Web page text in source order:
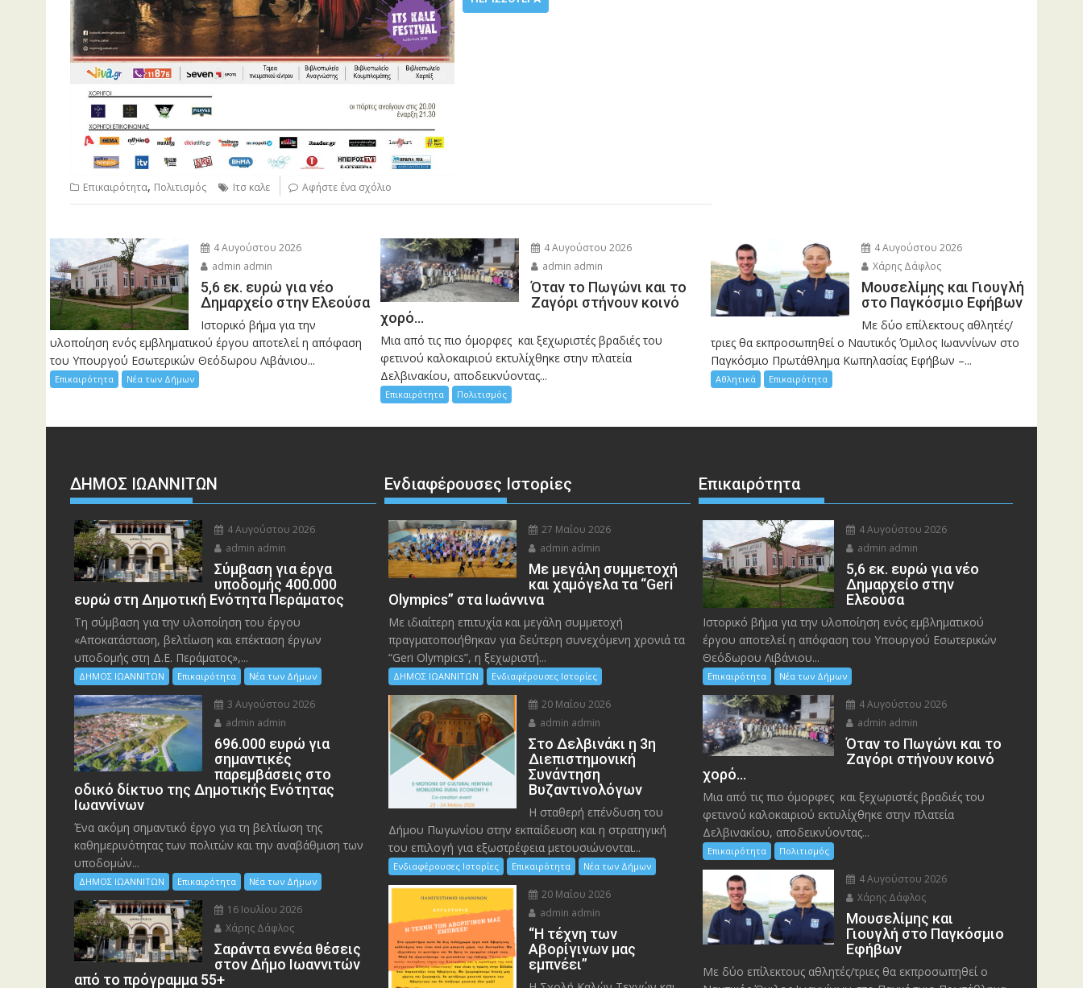
Επικαιρότητα, Πολιτισμός Ιτσ καλε Αφήστε ένα σχόλιο
4 Αυγούστου 2026
admin admin
5,6 εκ. ευρώ για νέο
Δημαρχείο στην Ελεούσα
Ιστορικό βήμα για την
υλοποίηση ενός εμβληματικού έργου αποτελεί η απόφαση
του Υπουργού Εσωτερικών Θεόδωρου Λιβάνιου...
Επικαιρότητα Νέα των Δήμων
4 Αυγούστου 2026
admin admin
Όταν το Πωγώνι και το
Ζαγόρι στήνουν κοινό
χορό…
Μια από τις πιο όμορφες και ξεχωριστές βραδιές του
φετινού καλοκαιριού εκτυλίχθηκε στην πλατεία
Δελβινακίου, αποδεικνύοντας...
Επικαιρότητα Πολιτισμός
4 Αυγούστου 2026
Χάρης Δάφλος
Μουσελίμης και Γιουγλή
στο Παγκόσμιο Εφήβων
Mε δύο επίλεκτους αθλητές/
τριες θα εκπροσωπηθεί ο Ναυτικός Όμιλος Ιωαννίνων στο
Παγκόσμιο Πρωτάθλημα Κωπηλασίας Εφήβων –...
Αθλητικά Επικαιρότητα
ΔΗΜΟΣ ΙΩΑΝΝΙΤΩΝ
4 Αυγούστου 2026
admin admin
Σύμβαση για έργα
υποδομής 400.000
ευρώ στη Δημοτική Ενότητα Περάματος
Τη σύμβαση για την υλοποίηση του έργου
«Αποκατάσταση, βελτίωση και επέκταση έργων
υποδομής στη Δ.Ε. Περάματος»,...
ΔΗΜΟΣ ΙΩΑΝΝΙΤΩΝ Επικαιρότητα Νέα των Δήμων
3 Αυγούστου 2026
admin admin
696.000 ευρώ για
σημαντικές
παρεμβάσεις στο
οδικό δίκτυο της Δημοτικής Ενότητας
Ιωαννίνων
Ένα ακόμη σημαντικό έργο για τη βελτίωση της
καθημερινότητας των πολιτών και την αναβάθμιση των
υποδομών...
ΔΗΜΟΣ ΙΩΑΝΝΙΤΩΝ Επικαιρότητα Νέα των Δήμων
16 Ιουλίου 2026
Χάρης Δάφλος
Σαράντα εννέα θέσεις
στον Δήμο Ιωαννιτών
από το πρόγραμμα 55+
Ενδιαφέρουσες Ιστορίες
27 Μαΐου 2026
admin admin
Με μεγάλη συμμετοχή
και χαμόγελα τα “Geri
Olympics” στα Ιωάννινα
Με ιδιαίτερη επιτυχία και μεγάλη συμμετοχή
πραγματοποιήθηκαν για δεύτερη συνεχόμενη χρονιά τα
“Geri Olympics”, η ξεχωριστή...
ΔΗΜΟΣ ΙΩΑΝΝΙΤΩΝ Ενδιαφέρουσες Ιστορίες
20 Μαΐου 2026
admin admin
Στο Δελβινάκι η 3η
Διεπιστημονική
Συνάντηση
Βυζαντινολόγων
Η σταθερή επένδυση του
Δήμου Πωγωνίου στην εκπαίδευση και η στρατηγική
του επιλογή για εξωστρέφεια μετουσιώνονται...
Ενδιαφέρουσες Ιστορίες Επικαιρότητα Νέα των Δήμων
20 Μαΐου 2026
admin admin
“Η τέχνη των
Αβορίγινων μας
εμπνέει”
Επικαιρότητα
4 Αυγούστου 2026
admin admin
5,6 εκ. ευρώ για νέο
Δημαρχείο στην
Ελεούσα
Ιστορικό βήμα για την υλοποίηση ενός εμβληματικού
έργου αποτελεί η απόφαση του Υπουργού Εσωτερικών
Θεόδωρου Λιβάνιου...
Επικαιρότητα Νέα των Δήμων
4 Αυγούστου 2026
admin admin
Όταν το Πωγώνι και το
Ζαγόρι στήνουν κοινό
χορό…
Μια από τις πιο όμορφες και ξεχωριστές βραδιές του
φετινού καλοκαιριού εκτυλίχθηκε στην πλατεία
Δελβινακίου, αποδεικνύοντας...
Επικαιρότητα Πολιτισμός
4 Αυγούστου 2026
Χάρης Δάφλος
Μουσελίμης και
Γιουγλή στο Παγκόσμιο
Εφήβων
Mε δύο επίλεκτους αθλητές/τριες θα εκπροσωπηθεί ο